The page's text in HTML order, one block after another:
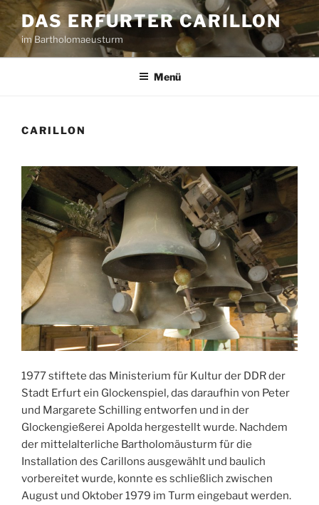
Zum
Inhalt
springen
DAS ERFURTER CARILLON
im Bartholomaeusturm
Menü
CARILLON
1977 stiftete das Ministerium für Kultur der DDR der
Stadt Erfurt ein Glockenspiel, das daraufhin von Peter
und Margarete Schilling entworfen und in der
Glockengießerei Apolda hergestellt wurde. Nachdem
der mittelalterliche Bartholomäusturm für die
Installation des Carillons ausgewählt und baulich
vorbereitet wurde, konnte es schließlich zwischen
August und Oktober 1979 im Turm eingebaut werden.